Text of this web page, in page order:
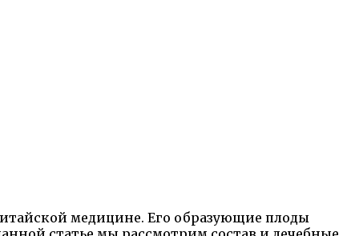
медицине. Его образующие плоды